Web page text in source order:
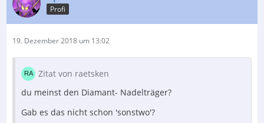
Profi
19. Dezember 2018 um 13:02
Zitat von raetsken
du meinst den Diamant- Nadelträger?
Gab es das nicht schon 'sonstwo'?